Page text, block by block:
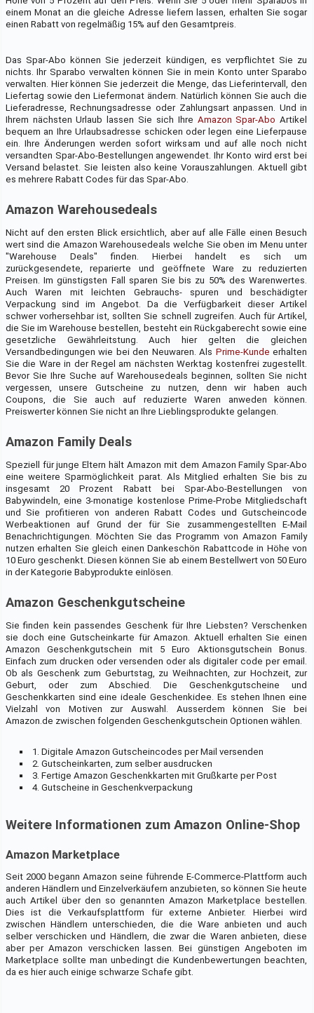
einem Monat an die gleiche Adresse liefern lassen, erhalten Sie sogar
einen Rabatt von regelmäßig 15% auf den Gesamtpreis.
Das Spar-Abo können Sie jederzeit kündigen, es verpflichtet Sie zu
nichts. Ihr Sparabo verwalten können Sie in mein Konto unter Sparabo
verwalten. Hier können Sie jederzeit die Menge, das Lieferintervall, den
Liefertag sowie den Liefermonat ändern. Natürlich können Sie auch die
Lieferadresse, Rechnungsadresse oder Zahlungsart anpassen. Und in
Ihrem nächsten Urlaub lassen Sie sich Ihre Amazon Spar-Abo Artikel
bequem an Ihre Urlaubsadresse schicken oder legen eine Lieferpause
ein. Ihre Änderungen werden sofort wirksam und auf alle noch nicht
versandten Spar-Abo-Bestellungen angewendet. Ihr Konto wird erst bei
Versand belastet. Sie leisten also keine Vorauszahlungen. Aktuell gibt
es mehrere Rabatt Codes für das Spar-Abo.
Amazon Warehousedeals
Nicht auf den ersten Blick ersichtlich, aber auf alle Fälle einen Besuch
wert sind die Amazon Warehousedeals welche Sie oben im Menu unter
"Warehouse Deals" finden. Hierbei handelt es sich um
zurückgesendete, reparierte und geöffnete Ware zu reduzierten
Preisen. Im günstigsten Fall sparen Sie bis zu 50% des Warenwertes.
Auch Waren mit leichten Gebrauchs- spuren und beschädigter
Verpackung sind im Angebot. Da die Verfügbarkeit dieser Artikel
schwer vorhersehbar ist, sollten Sie schnell zugreifen. Auch für Artikel,
die Sie im Warehouse bestellen, besteht ein Rückgaberecht sowie eine
gesetzliche Gewährleitstung. Auch hier gelten die gleichen
Versandbedingungen wie bei den Neuwaren. Als Prime-Kunde erhalten
Sie die Ware in der Regel am nächsten Werktag kostenfrei zugestellt.
Bevor Sie Ihre Suche auf Warehousedeals beginnen, sollten Sie nicht
vergessen, unsere Gutscheine zu nutzen, denn wir haben auch
Coupons, die Sie auch auf reduzierte Waren anweden können.
Preiswerter können Sie nicht an Ihre Lieblingsprodukte gelangen.
Amazon Family Deals
Speziell für junge Eltern hält Amazon mit dem Amazon Family Spar-Abo
eine weitere Sparmöglichkeit parat. Als Mitglied erhalten Sie bis zu
insgesamt 20 Prozent Rabatt bei Spar-Abo-Bestellungen von
Babywindeln, eine 3-monatige kostenlose Prime-Probe Mitgliedschaft
und Sie profitieren von anderen Rabatt Codes und Gutscheincode
Werbeaktionen auf Grund der für Sie zusammengestellten E-Mail
Benachrichtigungen. Möchten Sie das Programm von Amazon Family
nutzen erhalten Sie gleich einen Dankeschön Rabattcode in Höhe von
10 Euro geschenkt. Diesen können Sie ab einem Bestellwert von 50 Euro
in der Kategorie Babyprodukte einlösen.
Amazon Geschenkgutscheine
Sie finden kein passendes Geschenk für Ihre Liebsten? Verschenken
sie doch eine Gutscheinkarte für Amazon. Aktuell erhalten Sie einen
Amazon Geschenkgutschein mit 5 Euro Aktionsgutschein Bonus.
Einfach zum drucken oder versenden oder als digitaler code per email.
Ob als Geschenk zum Geburtstag, zu Weihnachten, zur Hochzeit, zur
Geburt, oder zum Abschied. Die Geschenkgutscheine und
Geschenkkarten sind eine ideale Geschenkidee. Es stehen Ihnen eine
Vielzahl von Motiven zur Auswahl. Ausserdem können Sie bei
Amazon.de zwischen folgenden Geschenkgutschein Optionen wählen.
1. Digitale Amazon Gutscheincodes per Mail versenden
2. Gutscheinkarten, zum selber ausdrucken
3. Fertige Amazon Geschenkkarten mit Grußkarte per Post
4. Gutscheine in Geschenkverpackung
Weitere Informationen zum Amazon Online-Shop
Amazon Marketplace
Seit 2000 begann Amazon seine führende E-Commerce-Plattform auch
anderen Händlern und Einzelverkäufern anzubieten, so können Sie heute
auch Artikel über den so genannten Amazon Marketplace bestellen.
Dies ist die Verkaufsplattform für externe Anbieter. Hierbei wird
zwischen Händlern unterschieden, die die Ware anbieten und auch
selber verschicken und Händlern, die zwar die Waren anbieten, diese
aber per Amazon verschicken lassen. Bei günstigen Angeboten im
Marketplace sollte man unbedingt die Kundenbewertungen beachten,
da es hier auch einige schwarze Schafe gibt.